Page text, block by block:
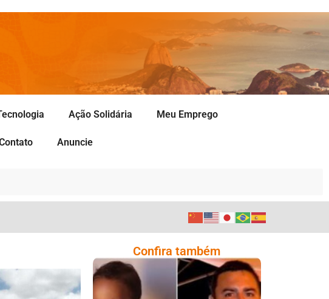
Ação Solidária Meu Emprego
Anuncie
Confira também
Comoção Marca
Despedida De